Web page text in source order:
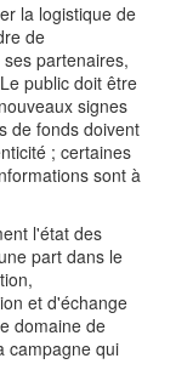
la logistique de
de
partenaires,
public doit être
signes
de fonds doivent
; certaines
sont à
l'état des
part dans le
et d'échange
domaine de
campagne qui